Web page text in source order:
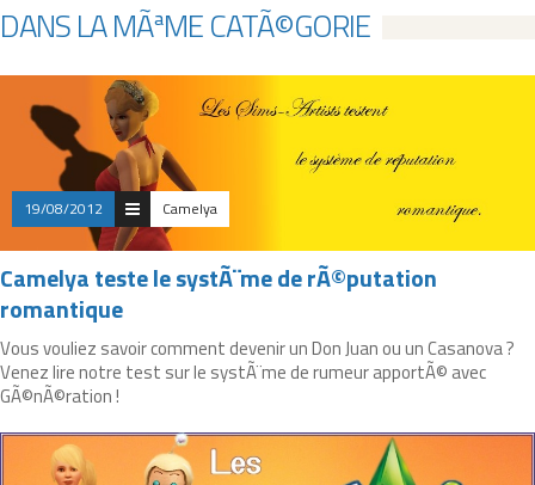
DANS LA MÃªME CATÃ©GORIE
19/08/2012 Camelya
Camelya teste le systÃ¨me de rÃ©putation
romantique
Vous vouliez savoir comment devenir un Don Juan ou un Casanova ?
Venez lire notre test sur le systÃ¨me de rumeur apportÃ© avec
GÃ©nÃ©ration !